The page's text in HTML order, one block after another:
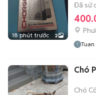
18 phút trước 2
Đã sử
Tuan
Chó
Chó